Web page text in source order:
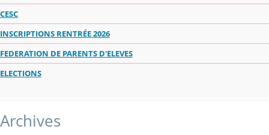
CESC
INSCRIPTIONS RENTRÉE 2026
FEDERATION DE PARENTS D'ELEVES
ELECTIONS
Archives